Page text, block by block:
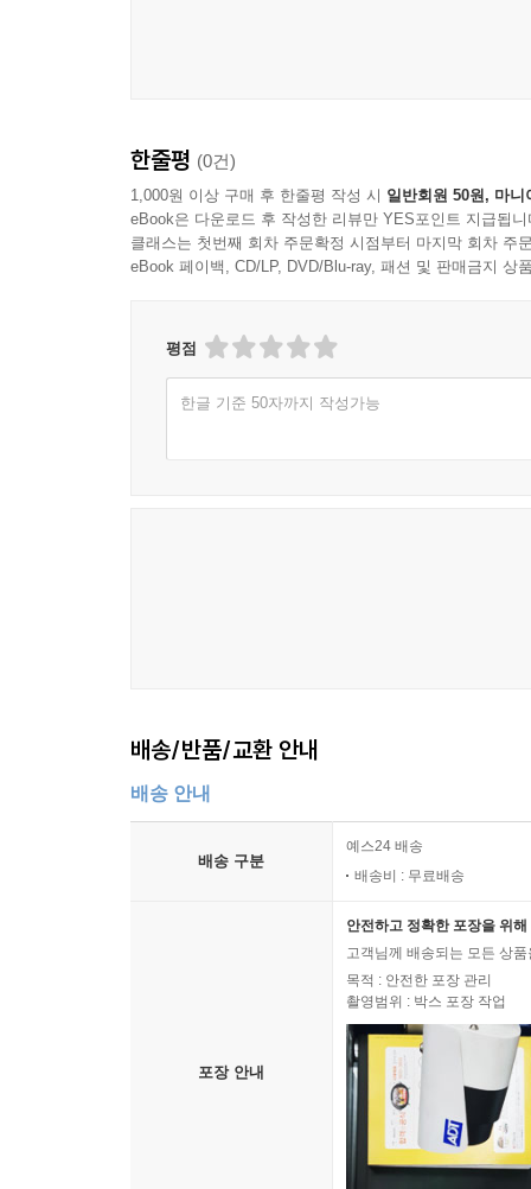
한줄평 (0건)
1,000원 이상 구매 후 한줄평 작성 시 일반회원 50원, 마니
eBook은 다운로드 후 작성한 리뷰만 YES포인트 지급됩니
클래스는 첫번째 회차 주문확정 시점부터 마지막 회차 주
eBook 페이백, CD/LP, DVD/Blu-ray, 패션 및 판매금지 상
평점
한글 기준 50자까지 작성가능
배송/반품/교환 안내
배송 안내
배송 구분
예스24 배송
배송비 : 무료배송
포장 안내
안전하고 정확한 포장을 위
고객님께 배송되는 모든 상
목적 : 안전한 포장 관리
촬영범위 : 박스 포장 작업